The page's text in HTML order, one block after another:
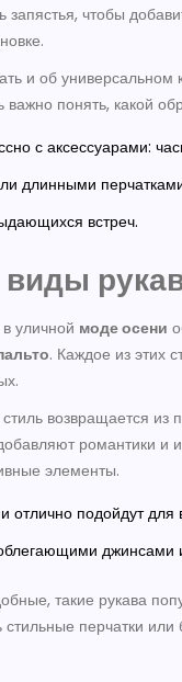
запястья, чтобы
и об универсальном
понять, какой
с аксессуарами:
длинными
встреч.
уличной моде осени
. Каждое из этих
стиль возвращается
романтики и
элементы.
отлично подойдут для
джинсами
такие рукава
перчатки